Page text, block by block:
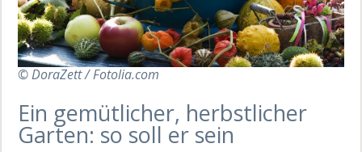
© DoraZett / Fotolia.com
Ein gemütlicher, herbstlicher
Garten: so soll er sein